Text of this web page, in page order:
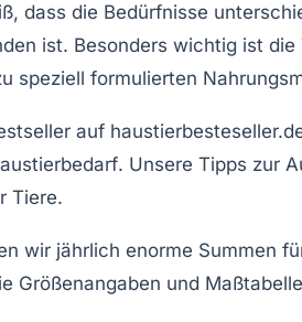
dass die Bedürfnisse
ist. Besonders wichtig ist die
speziell formulierten
auf
. Unsere Tipps zur
Tiere.
wir jährlich enorme Summen
Größenangaben und